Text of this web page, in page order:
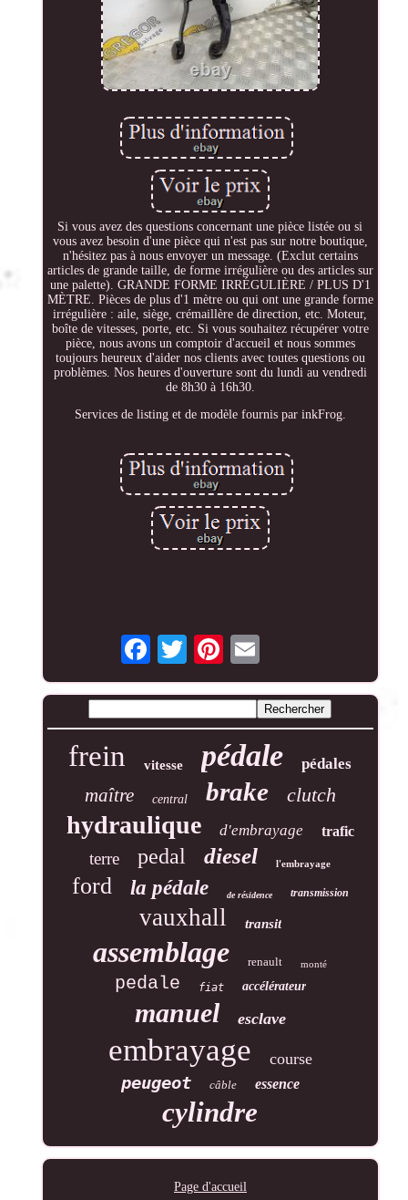
Si vous avez des questions concernant une pièce listée ou si
vous avez besoin d'une pièce qui n'est pas sur notre boutique,
n'hésitez pas à nous envoyer un message. (Exclut certains
articles de grande taille, de forme irrégulière ou des articles sur
une palette). GRANDE FORME IRRÉGULIÈRE / PLUS D'1
MÈTRE. Pièces de plus d'1 mètre ou qui ont une grande forme
irrégulière : aile, siège, crémaillère de direction, etc. Moteur,
boîte de vitesses, porte, etc. Si vous souhaitez récupérer votre
pièce, nous avons un comptoir d'accueil et nous sommes
toujours heureux d'aider nos clients avec toutes questions ou
problèmes. Nos heures d'ouverture sont du lundi au vendredi
de 8h30 à 16h30.
Services de listing et de modèle fournis par inkFrog.
frein vitesse pédale pédales
maître central brake clutch
hydraulique d'embrayage trafic
terre pedal diesel l'embrayage
ford la pédale de résidence transmission
vauxhall transit
assemblage renault monté
pedale fiat accélérateur
manuel esclave
embrayage course
peugeot câble essence
cylindre
Page d'accueil